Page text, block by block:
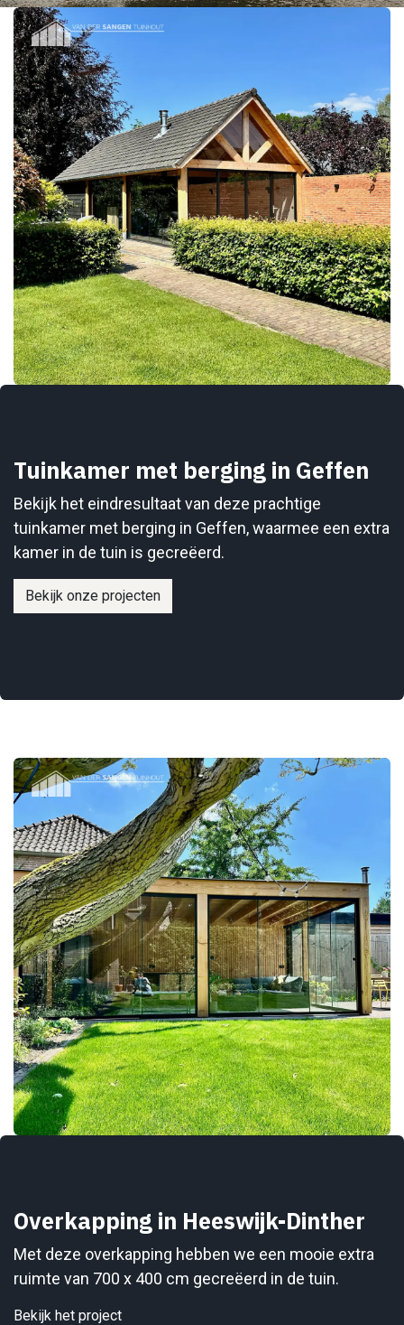
Tuinkamer met berging in Geffen
Bekijk het eindresultaat van deze prachtige
tuinkamer met berging in Geffen, waarmee een extra
kamer in de tuin is gecreëerd.
Bekijk onze projecten
Overkapping in Heeswijk-Dinther
Met deze overkapping hebben we een mooie extra
ruimte van 700 x 400 cm gecreëerd in de tuin.
Bekijk het project